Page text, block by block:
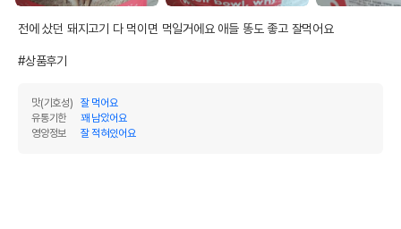
전에 샀던 돼지고기 다 먹이면 먹일거에요 애들 똥도 좋고 잘먹어요
#상품후기
맛(기호성)
잘 먹어요
유통기한
꽤 남았어요
영양정보
잘 적혀있어요